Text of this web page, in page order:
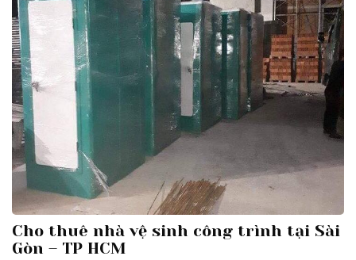
Cho thuê nhà vệ sinh công trình tại Sài
Gòn – TP HCM